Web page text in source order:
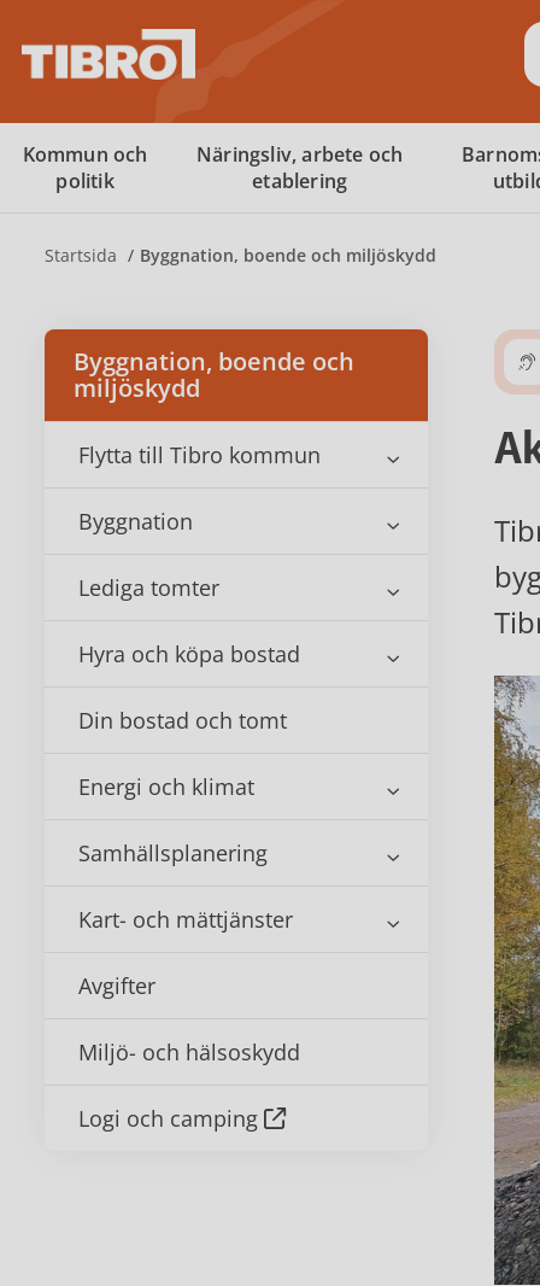
Kommun och
politik
Näringsliv, arbete och
etablering
Startsida Byggnation, boende och miljöskydd
Byggnation, boende och
miljöskydd
Flytta till Tibro kommun
Byggnation
Lediga tomter
Hyra och köpa bostad
Din bostad och tomt
Energi och klimat
Samhällsplanering
Kart- och mättjänster
Avgifter
Miljö- och hälsoskydd
Logi och camping